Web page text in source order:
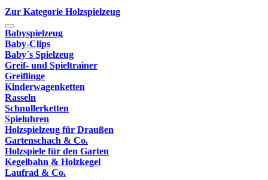
Zur Kategorie Holzspielzeug
Babyspielzeug
Baby-Clips
Baby´s Spielzeug
Greif- und Spieltrainer
Greiflinge
Kinderwagenketten
Rasseln
Schnullerketten
Spieluhren
Holzspielzeug für Draußen
Gartenschach & Co.
Holzspiele für den Garten
Kegelbahn & Holzkegel
Laufrad & Co.